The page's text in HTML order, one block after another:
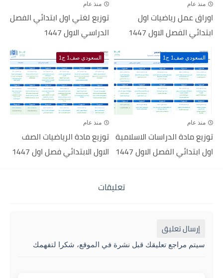
منذ عام
اوراق عمل رياضيات اول
ابتدائي الفصل الاول 1447
منذ عام
توزيع لغتي اول ابتدائي الفصل
الدراسي الاول 1447
السعودي صف1 ج1
منذ عام
توزيع مادة الدراسات الاسلامية
اول ابتدائي الفصل الاول 1447
السعودي صف1 ج1
منذ عام
توزيع مادة الرياضيات الصف
الاول الابتدائي فصل اول 1447
تعليقات
إرسال تعليق
سيتم مراجع تعليقك قبل نشرة في الموقع، شكرا لتفهمك